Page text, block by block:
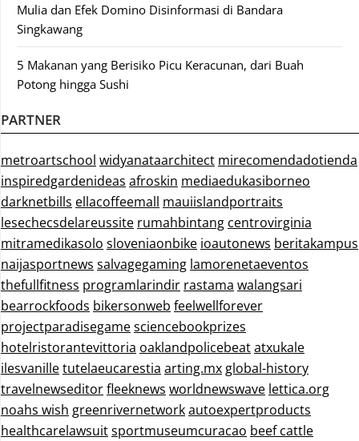
Mulia dan Efek Domino Disinformasi di Bandara
Singkawang
5 Makanan yang Berisiko Picu Keracunan, dari Buah
Potong hingga Sushi
PARTNER
metroartschool widyanataarchitect mirecomendadotienda
inspiredgardenideas afroskin mediaedukasiborneo
darknetbills ellacoffeemall mauiislandportraits
lesechecsdelareussite rumahbintang centrovirginia
mitramedikasolo sloveniaonbike ioautonews beritakampus
naijasportnews salvagegaming lamorenetaeventos
thefullfitness programlarindir rastama walangsari
bearrockfoods bikersonweb feelwellforever
projectparadisegamesciencebookprizes
hotelristorantevittoria oaklandpolicebeatatxukale
ilesvanilletutelaeucarestia arting.mx global-history
travelnewseditorfleeknews worldnewswave lettica.org
noahs wish greenrivernetworkautoexpertproducts
healthcarelawsuitsportmuseumcuracao beef cattle